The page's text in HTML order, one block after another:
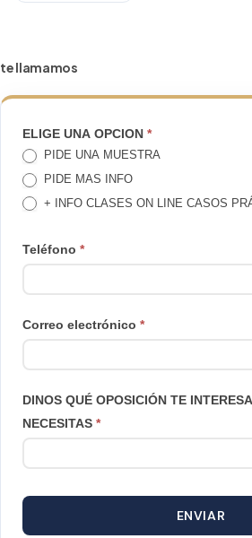
te llamamos
TE
LLAMAMOS
ELIGE UNA OPCION *
PIDE UNA MUESTRA
PIDE MAS INFO
+ INFO CLASES ON LINE CASOS
Teléfono *
Correo electrónico *
DINOS QUÉ OPOSICIÓN TE
NECESITAS *
ENVIAR